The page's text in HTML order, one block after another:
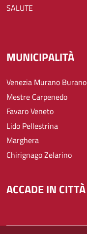
SALUTE
MUNICIPALITÀ
Venezia Murano Burano
Mestre Carpenedo
Favaro Veneto
Lido Pellestrina
Marghera
Chirignago Zelarino
ACCADE IN CITTÀ